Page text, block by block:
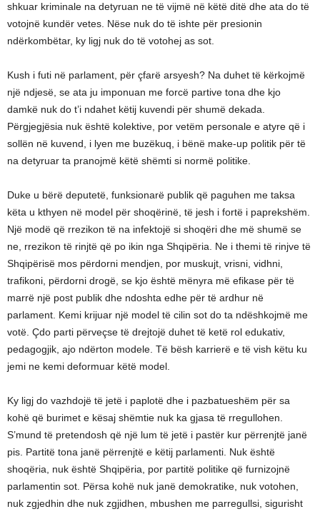
shkuar kriminale na detyruan ne të vijmë në këtë ditë dhe ata do të
votojnë kundër vetes. Nëse nuk do të ishte për presionin
ndërkombëtar, ky ligj nuk do të votohej as sot.
Kush i futi në parlament, për çfarë arsyesh? Na duhet të kërkojmë
një ndjesë, se ata ju imponuan me forcë partive tona dhe kjo
damkë nuk do t’i ndahet këtij kuvendi për shumë dekada.
Përgjegjësia nuk është kolektive, por vetëm personale e atyre që i
sollën në kuvend, i lyen me buzëkuq, i bënë make-up politik për të
na detyruar ta pranojmë këtë shëmti si normë politike.
Duke u bërë deputetë, funksionarë publik që paguhen me taksa
këta u kthyen në model për shoqërinë, të jesh i fortë i paprekshëm.
Një modë që rrezikon të na infektojë si shoqëri dhe më shumë se
ne, rrezikon të rinjtë që po ikin nga Shqipëria. Ne i themi të rinjve të
Shqipërisë mos përdorni mendjen, por muskujt, vrisni, vidhni,
trafikoni, përdorni drogë, se kjo është mënyra më efikase për të
marrë një post publik dhe ndoshta edhe për të ardhur në
parlament. Kemi krijuar një model të cilin sot do ta ndëshkojmë me
votë. Çdo parti përveçse të drejtojë duhet të ketë rol edukativ,
pedagogjik, ajo ndërton modele. Të bësh karrierë e të vish këtu ku
jemi ne kemi deformuar këtë model.
Ky ligj do vazhdojë të jetë i paplotë dhe i pazbatueshëm për sa
kohë që burimet e kësaj shëmtie nuk ka gjasa të rregullohen.
S’mund të pretendosh që një lum të jetë i pastër kur përrenjtë janë
pis. Partitë tona janë përrenjtë e këtij parlamenti. Nuk është
shoqëria, nuk është Shqipëria, por partitë politike që furnizojnë
parlamentin sot. Përsa kohë nuk janë demokratike, nuk votohen,
nuk zgjedhin dhe nuk zgjidhen, mbushen me parregullsi, sigurisht